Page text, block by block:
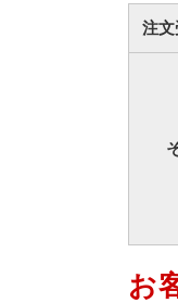
注文
お